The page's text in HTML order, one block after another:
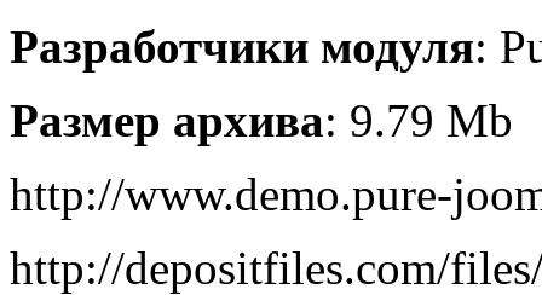
Разработчики модуля:
Размер архива: 9.79 Mb
http://www.demo.pure-
http://depositfiles.com/